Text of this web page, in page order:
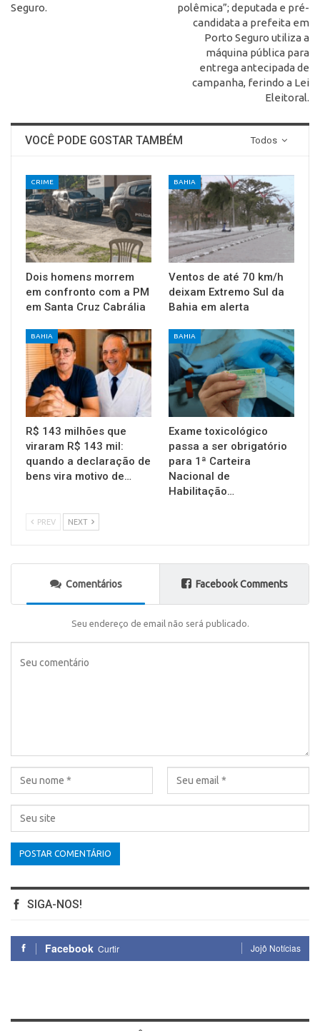
Seguro.
polêmica”; deputada e pré-
candidata a prefeita em
Porto Seguro utiliza a
máquina pública para
entrega antecipada de
campanha, ferindo a Lei
Eleitoral.
Todos
VOCÊ PODE GOSTAR TAMBÉM
CRIME
Dois homens morrem
em confronto com a PM
em Santa Cruz Cabrália
BAHIA
Ventos de até 70 km/h
deixam Extremo Sul da
Bahia em alerta
BAHIA
R$ 143 milhões que
viraram R$ 143 mil:
quando a declaração de
bens vira motivo de…
BAHIA
Exame toxicológico
passa a ser obrigatório
para 1ª Carteira
Nacional de
Habilitação…
PREV NEXT
Comentários Facebook Comments
Seu endereço de email não será publicado.
SIGA-NOS!
Facebook Curtir Jojô Notícias